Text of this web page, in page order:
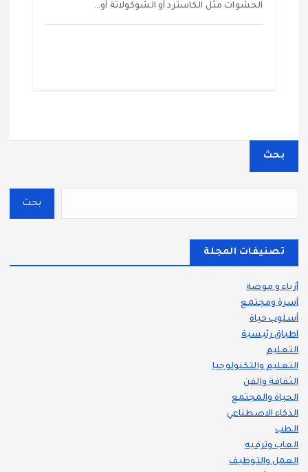
الحشوات مثل الكاسترد أو الشوكولاتة أو…
بحث
بحث
تصنيفات المجلة
أزياء و موضة
أسرة ومجتمع
أسلوب حياة
اطباق رئيسية
التعليم
التعليم والتكنولوجيا
الثقافة والفن
الحياة والمجتمع
الذكاء الاصطناعي
الطب
العاب وترفيه
العمل والتوظيف